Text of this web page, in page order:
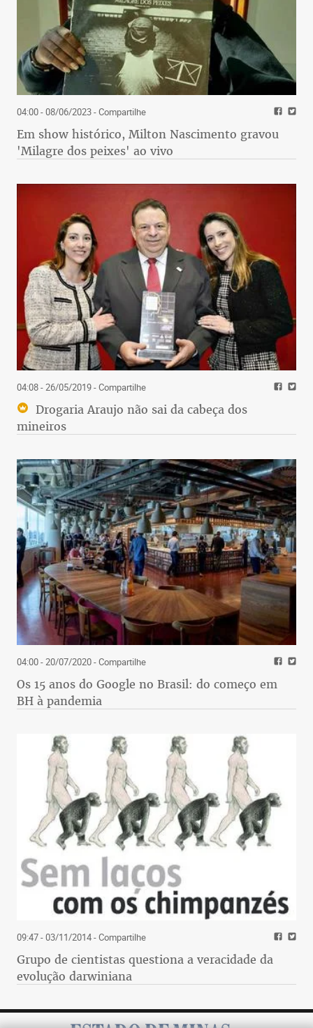
04:00 - 08/06/2023- Compartilhe
Em show histórico, Milton Nascimento gravou
'Milagre dos peixes' ao vivo
04:08 - 26/05/2019- Compartilhe
Drogaria Araujo não sai da cabeça dos
mineiros
04:00 - 20/07/2020- Compartilhe
Os 15 anos do Google no Brasil: do começo em
BH à pandemia
09:47 - 03/11/2014- Compartilhe
Grupo de cientistas questiona a veracidade da
evolução darwiniana